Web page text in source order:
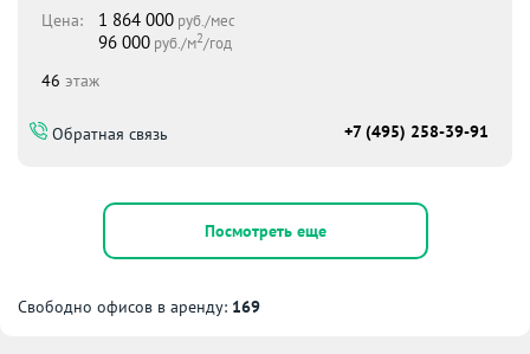
Цена:
1 864 000 руб./мес
96 000 руб./м2/год
46 этаж
Обратная связь +7 (495) 258-39-91
Посмотреть еще
Свободно офисов в аренду: 169